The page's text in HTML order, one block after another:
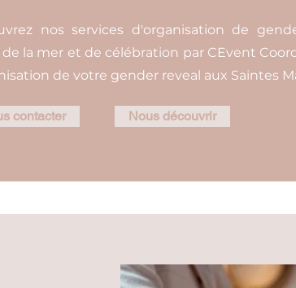
nos services d'organisation de
de la mer et de célébration par CEvent
de votre gender reveal aux Saintes
contacter Nous découvrir